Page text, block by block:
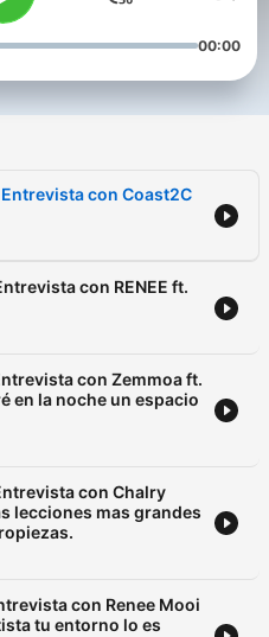
00:00
con Coast2C
con RENEE ft.
con Zemmoa ft.
en la noche un espacio
con Chalry
lecciones mas grandes
con Renee Mooi
tu entorno lo es